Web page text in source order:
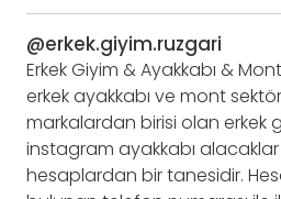
@erkek.giyim.ruzgari
Erkek Giyim & Ayakkabı &
erkek ayakkabı ve mont
markalardan birisi olan erkek
instagram ayakkabı
hesaplardan bir tanesidir.